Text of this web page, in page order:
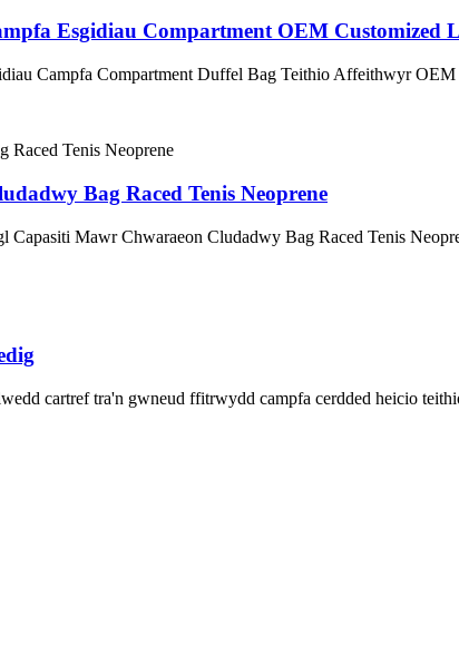
Esgidiau Compartment OEM Customized
Campfa Compartment Duffel Bag Teithio Affeithwyr
Bag Raced Tenis Neoprene
Mawr Chwaraeon Cludadwy Bag Raced Tenis
cartref tra'n gwneud ffitrwydd campfa cerdded heicio